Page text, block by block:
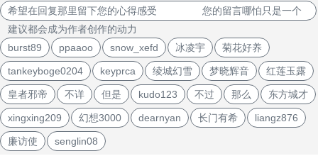
希望在回复那里留下您的心得感受 您的留言哪怕只是一个
建议都会成为作者创作的动力
burst89
ppaaoo snow_xefd 冰凌宇 菊花好养
tankeyboge0204 keyprca 绫城幻雪 梦晓辉音 红莲玉露
皇者邪帝 不详 但是 kudo123 不过 那么 东方城才
xingxing209 幻想3000 dearnyan 长门有希 liangz876
廉访使 senglin08